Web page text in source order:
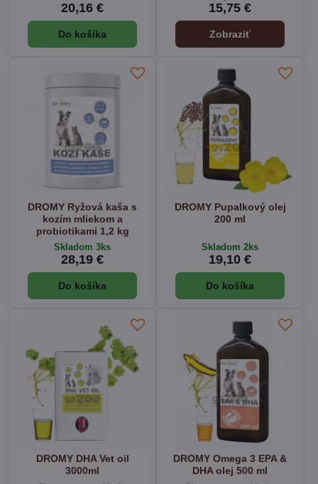
20,16 €
Do košíka
15,75 €
Zobraziť
DROMY Ryžová kaša s
kozím mliekom a
probiotikami 1,2 kg
Skladom 3ks
28,19 €
Do košíka
DROMY Pupalkový olej
200 ml
Skladom 2ks
19,10 €
Do košíka
DROMY DHA Vet oil
3000ml
DROMY Omega 3 EPA &
DHA olej 500 ml